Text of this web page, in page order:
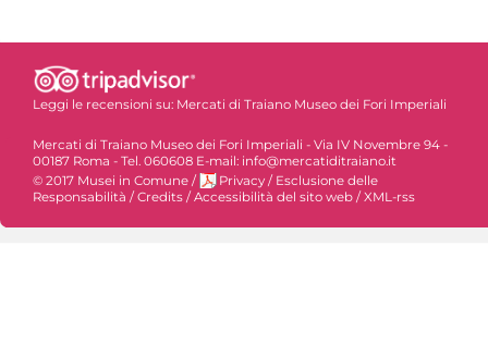
Leggi le recensioni su: Mercati di Traiano Museo dei Fori Imperiali
Mercati di Traiano Museo dei Fori Imperiali - Via IV Novembre 94 -
00187 Roma - Tel. 060608 E-mail: info@mercatiditraiano.it
© 2017 Musei in Comune / Privacy / Esclusione delle
Responsabilità / Credits / Accessibilità del sito web / XML-rss